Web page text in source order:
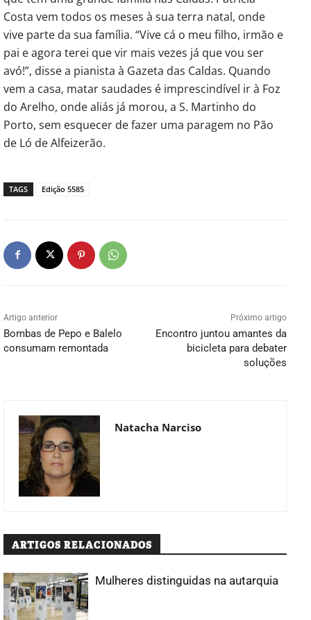
Costa vem todos os meses à sua terra natal, onde
vive parte da sua família. “Vive cá o meu filho, irmão e
pai e agora terei que vir mais vezes já que vou ser
avó!”, disse a pianista à Gazeta das Caldas. Quando
vem a casa, matar saudades é imprescindível ir à Foz
do Arelho, onde aliás já morou, a S. Martinho do
Porto, sem esquecer de fazer uma paragem no Pão
de Ló de Alfeizerão.
TAGS Edição 5585
Artigo anterior
Bombas de Pepo e Balelo
consumam remontada
Próximo artigo
Encontro juntou amantes da
bicicleta para debater
soluções
Natacha Narciso
ARTIGOS RELACIONADOS
Mulheres distinguidas na autarquia